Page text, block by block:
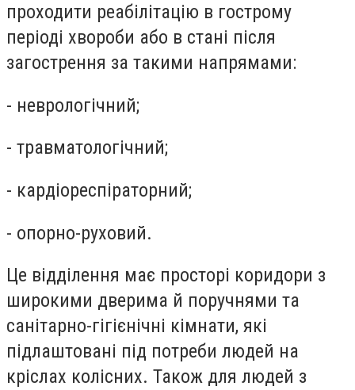
проходити реабілітацію в гострому
періоді хвороби або в стані після
загострення за такими напрямами:
- неврологічний;
- травматологічний;
- кардіореспіраторний;
- опорно-руховий.
Це відділення має просторі коридори з
широкими дверима й поручнями та
санітарно-гігієнічні кімнати, які
підлаштовані під потреби людей на
кріслах колісних. Також для людей з